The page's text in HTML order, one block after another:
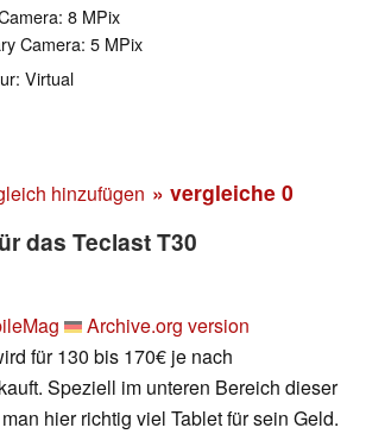
8 MPix
Camera: 5 MPix
Virtual
hinzufügen » vergleiche 0
das Teclast T30
Archive.org version
für 130 bis 170€ je nach
Speziell im unteren Bereich dieser
hier richtig viel Tablet für sein Geld.